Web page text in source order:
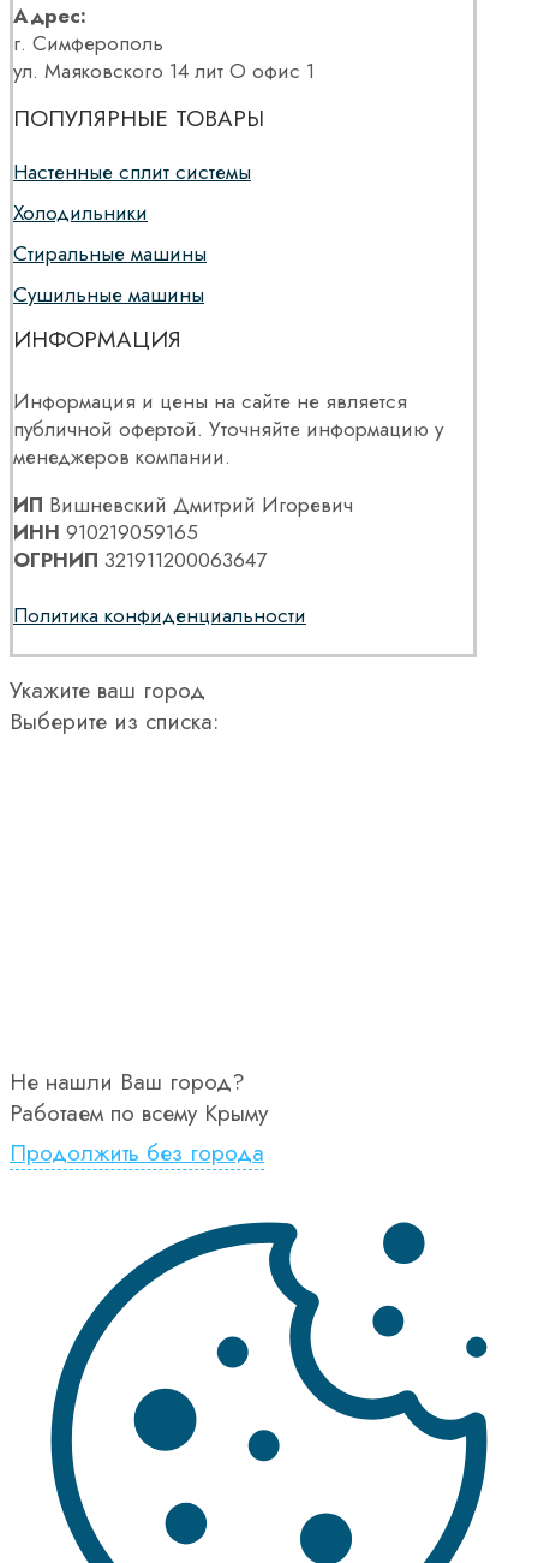
Адрес:
г. Симферополь
ул. Маяковского 14 лит О офис 1
ПОПУЛЯРНЫЕ ТОВАРЫ
Настенные сплит системы
Холодильники
Стиральные машины
Сушильные машины
ИНФОРМАЦИЯ
Информация и цены на сайте не является
публичной офертой. Уточняйте информацию у
менеджеров компании.
ИП Вишневский Дмитрий Игоревич
ИНН 910219059165
ОГРНИП 321911200063647
Политика конфиденциальности
Укажите ваш город
Выберите из списка:
Не нашли Ваш город?
Работаем по всему Крыму
Продолжить без города